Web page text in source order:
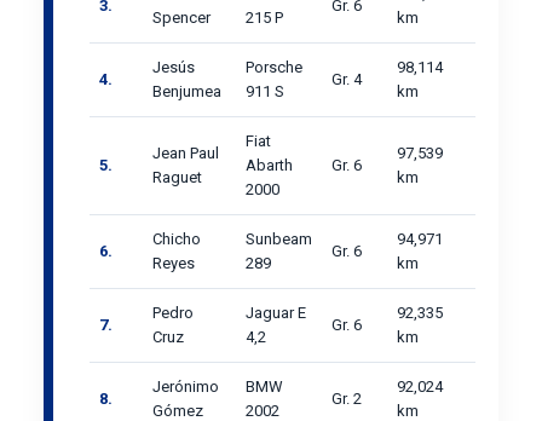
3.
Spencer
215 P
Gr. 6
km
4.
Jesús
Benjumea
Porsche
911 S
Gr. 4
98,114
km
5.
Jean Paul
Raguet
Fiat
Abarth
2000
Gr. 6
97,539
km
6.
Chicho
Reyes
Sunbeam
289
Gr. 6
94,971
km
7.
Pedro
Cruz
Jaguar E
4,2
Gr. 6
92,335
km
8.
Jerónimo
Gómez
BMW
2002
Gr. 2
92,024
km